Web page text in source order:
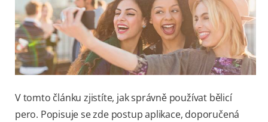
CZ
V tomto článku zjistíte, jak správně používat bělicí
pero. Popisuje se zde postup aplikace, doporučená